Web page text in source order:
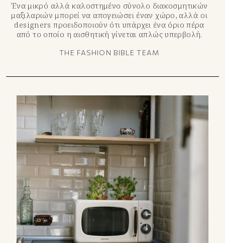
Ένα μικρό αλλά καλοστημένο σύνολο διακοσμητικών
μαξιλαριών μπορεί να απογειώσει έναν χώρο, αλλά οι
designers προειδοποιούν ότι υπάρχει ένα όριο πέρα
από το οποίο η αισθητική γίνεται απλώς υπερβολή.
THE FASHION BIBLE TEAM